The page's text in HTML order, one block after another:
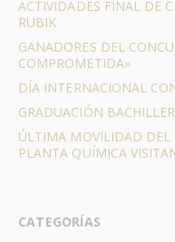
ACTIVIDADES FINAL DE
RUBIK
GANADORES DEL
COMPROMETIDA»
DÍA INTERNACIONAL
GRADUACIÓN
ÚLTIMA MOVILIDAD
PLANTA QUÍMICA
CATEGORÍAS